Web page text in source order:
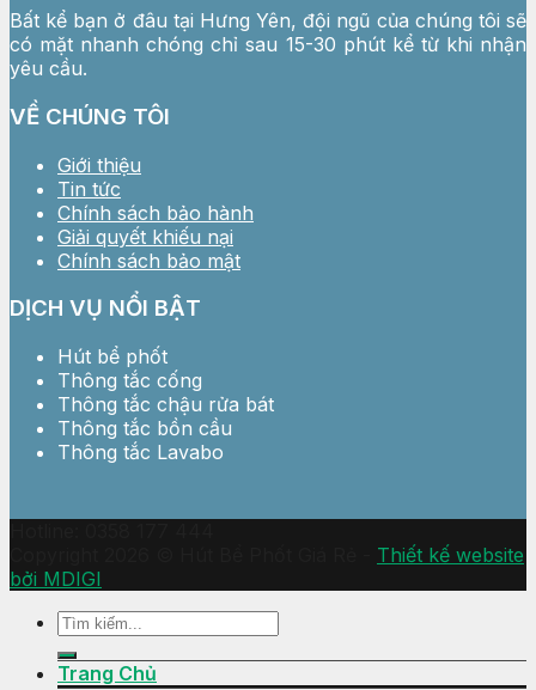
Bất kể bạn ở đâu tại Hưng Yên, đội ngũ của chúng tôi sẽ
có mặt nhanh chóng chỉ sau 15-30 phút kể từ khi nhận
yêu cầu.
VỀ CHÚNG TÔI
Giới thiệu
Tin tức
Chính sách bảo hành
Giải quyết khiếu nại
Chính sách bảo mật
DỊCH VỤ NỔI BẬT
Hút bể phốt
Thông tắc cống
Thông tắc chậu rửa bát
Thông tắc bồn cầu
Thông tắc Lavabo
Thiết kế website
bởi MDIGI
Trang Chủ